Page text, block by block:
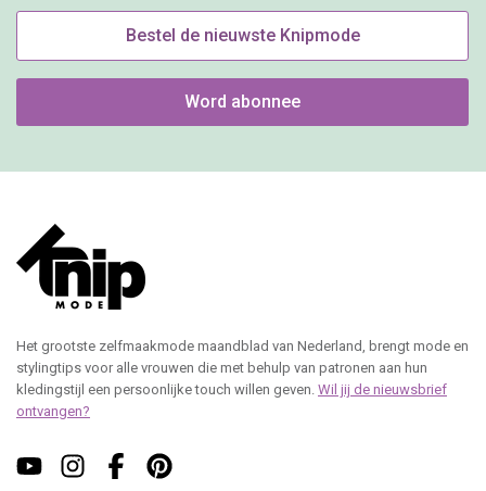
Bestel de nieuwste Knipmode
Word abonnee
Het grootste zelfmaakmode maandblad van Nederland, brengt mode en
stylingtips voor alle vrouwen die met behulp van patronen aan hun
kledingstijl een persoonlijke touch willen geven. Wil jij de nieuwsbrief
ontvangen?